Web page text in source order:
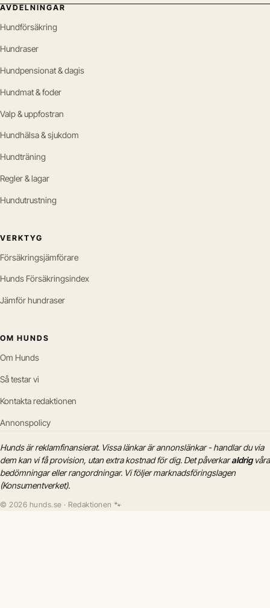
AVDELNINGAR
Hundförsäkring
Hundraser
Hundpensionat & dagis
Hundmat & foder
Valp & uppfostran
Hundhälsa & sjukdom
Hundträning
Regler & lagar
Hundutrustning
VERKTYG
Försäkringsjämförare
Hunds Försäkringsindex
Jämför hundraser
OM HUNDS
Om Hunds
Så testar vi
Kontakta redaktionen
Annonspolicy
Hunds är reklamfinansierat. Vissa länkar är annonslänkar - handlar du via
dem kan vi få provision, utan extra kostnad för dig. Det påverkaraldrigvåra
bedömningar eller rangordningar. Vi följer marknadsföringslagen
(Konsumentverket).
© 2026 hunds.se · Redaktionen 🐾